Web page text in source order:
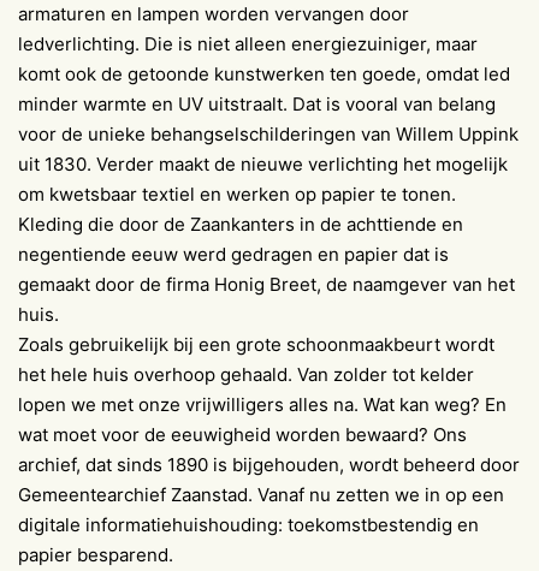
armaturen en lampen worden vervangen door
ledverlichting. Die is niet alleen energiezuiniger, maar
komt ook de getoonde kunstwerken ten goede, omdat led
minder warmte en UV uitstraalt. Dat is vooral van belang
voor de unieke behangselschilderingen van Willem Uppink
uit 1830. Verder maakt de nieuwe verlichting het mogelijk
om kwetsbaar textiel en werken op papier te tonen.
Kleding die door de Zaankanters in de achttiende en
negentiende eeuw werd gedragen en papier dat is
gemaakt door de firma Honig Breet, de naamgever van het
huis.
Zoals gebruikelijk bij een grote schoonmaakbeurt wordt
het hele huis overhoop gehaald. Van zolder tot kelder
lopen we met onze vrijwilligers alles na. Wat kan weg? En
wat moet voor de eeuwigheid worden bewaard? Ons
archief, dat sinds 1890 is bijgehouden, wordt beheerd door
Gemeentearchief Zaanstad. Vanaf nu zetten we in op een
digitale informatiehuishouding: toekomstbestendig en
papier besparend.